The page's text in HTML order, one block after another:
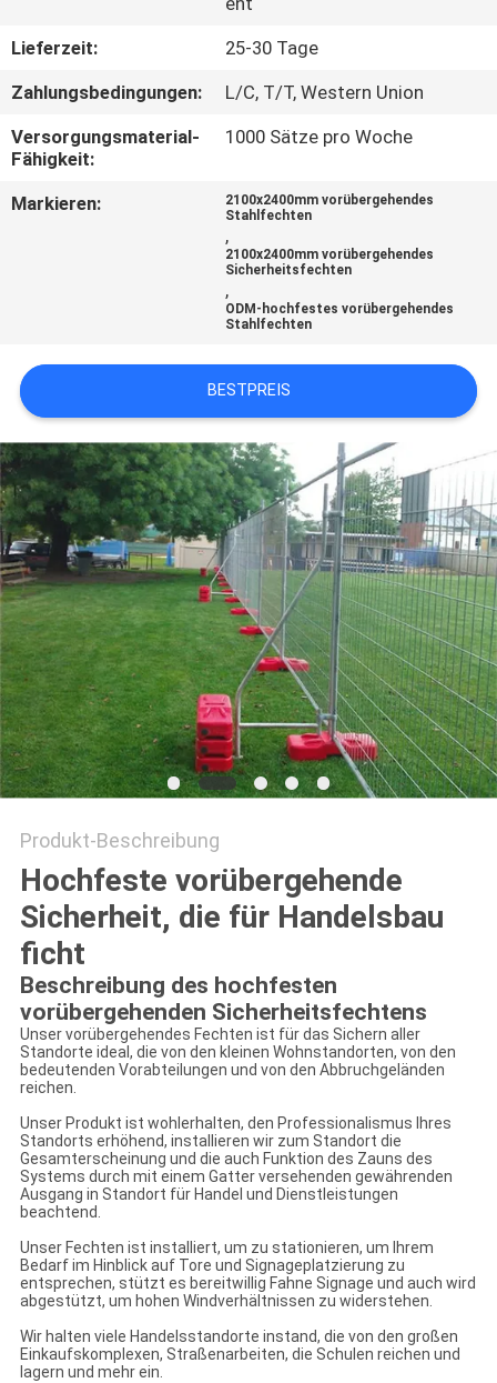
UNS
IN
VERBINDUNG
NACHRICHTEN
ZITAT
SITEMAP
PRIVACY
POLICY
Lieferzeit:
25-30 Tage
Zahlungsbedingungen:
L/C, T/T, Western Union
Versorgungsmaterial-
Fähigkeit:
1000 Sätze pro Woche
Markieren:
2100x2400mm vorübergehendes
Stahlfechten
,
2100x2400mm vorübergehendes
Sicherheitsfechten
,
ODM-hochfestes vorübergehendes
Stahlfechten
BESTPREIS
Produkt-Beschreibung
Hochfeste vorübergehende
Sicherheit, die für Handelsbau
ficht
Beschreibung des hochfesten
vorübergehenden Sicherheitsfechtens
Unser vorübergehendes Fechten ist für das Sichern aller
Standorte ideal, die von den kleinen Wohnstandorten, von den
bedeutenden Vorabteilungen und von den Abbruchgeländen
reichen.
Unser Produkt ist wohlerhalten, den Professionalismus Ihres
Standorts erhöhend, installieren wir zum Standort die
Gesamterscheinung und die auch Funktion des Zauns des
Systems durch mit einem Gatter versehenden gewährenden
Ausgang in Standort für Handel und Dienstleistungen
beachtend.
Unser Fechten ist installiert, um zu stationieren, um Ihrem
Bedarf im Hinblick auf Tore und Signageplatzierung zu
entsprechen, stützt es bereitwillig Fahne Signage und auch wird
abgestützt, um hohen Windverhältnissen zu widerstehen.
Wir halten viele Handelsstandorte instand, die von den großen
Einkaufskomplexen, Straßenarbeiten, die Schulen reichen und
lagern und mehr ein.